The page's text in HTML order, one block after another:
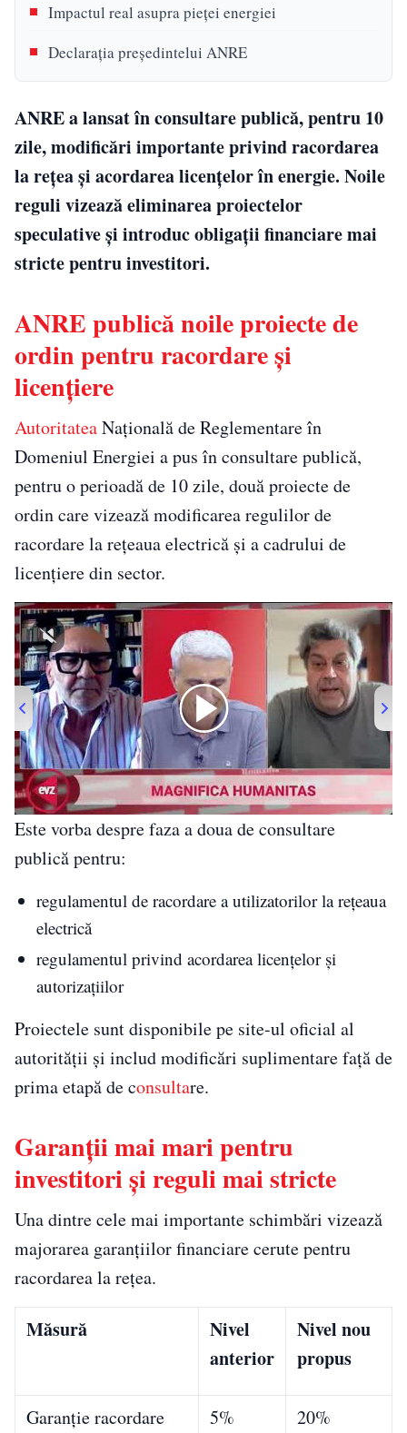
Impactul real asupra pieței energiei
Declarația președintelui ANRE
ANRE a lansat în consultare publică, pentru 10
zile, modificări importante privind racordarea
la rețea și acordarea licențelor în energie. Noile
reguli vizează eliminarea proiectelor
speculative și introduc obligații financiare mai
stricte pentru investitori.
ANRE publică noile proiecte de
ordin pentru racordare și
licențiere
AutoritateaNațională de Reglementare în
Domeniul Energiei a pus în consultare publică,
pentru o perioadă de 10 zile, două proiecte de
ordin care vizează modificarea regulilor de
racordare la rețeaua electrică și a cadrului de
licențiere din sector.
00:00/ 05:04
Este vorba despre faza a doua de consultare
publică pentru:
regulamentul de racordare a utilizatorilor la rețeaua
electrică
regulamentul privind acordarea licențelor și
autorizațiilor
Proiectele sunt disponibile pe site-ul oficial al
autorității și includ modificări suplimentare față de
prima etapă de consultare.
Garanții mai mari pentru
investitori și reguli mai stricte
Una dintre cele mai importante schimbări vizează
majorarea garanțiilor financiare cerute pentru
racordarea la rețea.
Măsură
Nivel
anterior
Nivel nou
propus
Garanție racordare 5% 20%